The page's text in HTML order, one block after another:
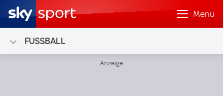
Menü
FUSSBALL